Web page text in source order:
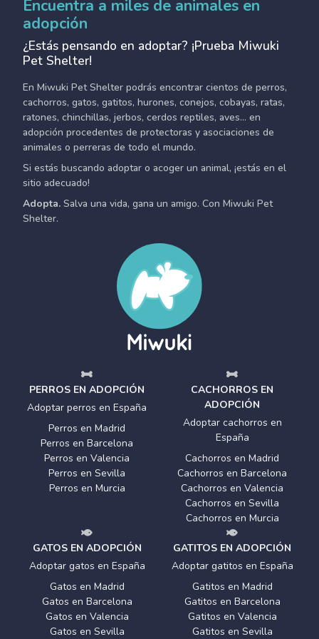
Encuentra a miles de animales en
adopción
¿Estás pensando en adoptar? ¡Prueba Miwuki
Pet Shelter!
En Miwuki Pet Shelter podrás encontrar cientos de perros,
cachorros, gatos, gatitos, hurones, conejos, cobayas, ratas,
ratones, chinchillas, jerbos, cerdos reptiles, aves... en
adopción procedentes de protectoras y asociaciones de
animales o perreras de todo el mundo.
Si estás buscando adoptar o acoger un animal, ¡estás en el
sitio adecuado!
Adopta. Salva una vida, gana un amigo. Con Miwuki Pet
Shelter.
PERROS EN ADOPCIÓN
Adoptar perros en España
Perros en Madrid
Perros en Barcelona
Perros en Valencia
Perros en Sevilla
Perros en Murcia
CACHORROS EN
ADOPCIÓN
Adoptar cachorros en
España
Cachorros en Madrid
Cachorros en Barcelona
Cachorros en Valencia
Cachorros en Sevilla
Cachorros en Murcia
GATOS EN ADOPCIÓN
Adoptar gatos en España
Gatos en Madrid
Gatos en Barcelona
Gatos en Valencia
Gatos en Sevilla
GATITOS EN ADOPCIÓN
Adoptar gatitos en España
Gatitos en Madrid
Gatitos en Barcelona
Gatitos en Valencia
Gatitos en Sevilla